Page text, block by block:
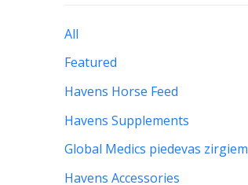
All
Featured
Havens Horse Feed
Havens Supplements
Global Medics piedevas zirgiem
Havens Accessories